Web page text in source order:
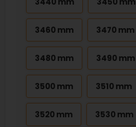
3460 mm 3470 mm
3480 mm 3490 mm
3500 mm 3510 mm
3520 mm 3530 mm